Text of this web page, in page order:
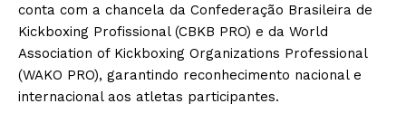
conta com a chancela da Confederação Brasileira de
Kickboxing Profissional (CBKB PRO) e da World
Association of Kickboxing Organizations Professional
(WAKO PRO), garantindo reconhecimento nacional e
internacional aos atletas participantes.